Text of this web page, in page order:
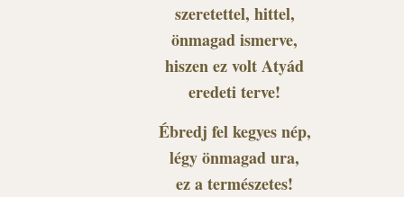
szeretettel, hittel,
önmagad ismerve,
hiszen ez volt Atyád
eredeti terve!
Ébredj fel kegyes nép,
légy önmagad ura,
ez a természetes!